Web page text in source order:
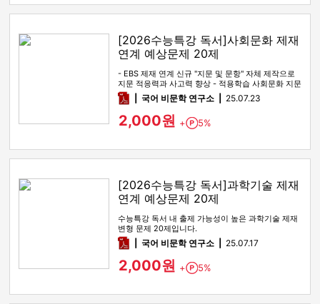
[2026수능특강 독서]사회문화 제재
연계 예상문제 20제
- EBS 제재 연계 신규 "지문 및 문항" 자체 제작으로
지문 적응력과 사고력 향상 - 적용학습 사회문화 지문
전 범위를 …
pdf국어 비문학 연구소 25.07.23
2,000원 + Point
5%
[2026수능특강 독서]과학기술 제재
연계 예상문제 20제
수능특강 독서 내 출제 가능성이 높은 과학기술 제재
변형 문제 20제입니다.
pdf국어 비문학 연구소 25.07.17
2,000원 + Point
5%